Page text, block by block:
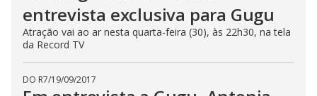
entrevista exclusiva para Gugu
Atração vai ao ar nesta quarta-feira (30), às 22h30, na tela
da Record TV
DO R7/19/09/2017